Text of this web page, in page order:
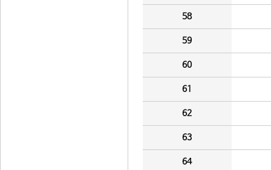
58
59
60
61
62
63
64